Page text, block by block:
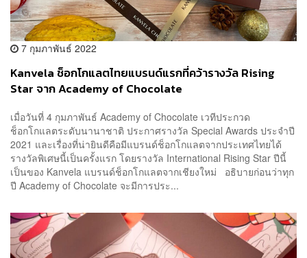
7 กุมภาพันธ์ 2022
Kanvela ช็อกโกแลตไทยแบรนด์แรกที่คว้ารางวัล Rising
Star จาก Academy of Chocolate
เมื่อวันที่ 4 กุมภาพันธ์ Academy of Chocolate เวทีประกวด
ช็อกโกแลตระดับนานาชาติ ประกาศรางวัล Special Awards ประจำปี
2021 และเรื่องที่น่ายินดีคือมีแบรนด์ช็อกโกแลตจากประเทศไทยได้
รางวัลพิเศษนี้เป็นครั้งแรก โดยรางวัล International Rising Star ปีนี้
เป็นของ Kanvela แบรนด์ช็อกโกแลตจากเชียงใหม่ อธิบายก่อนว่าทุก
ปี Academy of Chocolate จะมีการประ...